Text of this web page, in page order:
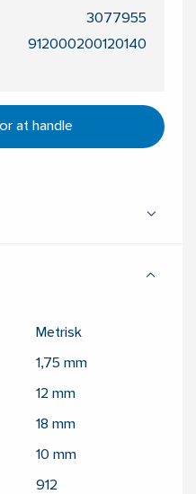
3077955
912000200120140
at handle
Metrisk
1,75 mm
12 mm
18 mm
10 mm
912